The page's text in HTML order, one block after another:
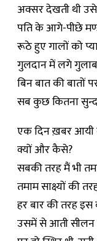
अक्सर देखती थी
पति के आगे-पीछे
रूठे हुए गालों को
गुलदान में लगे
बिन बात की बातों
सब कुछ कितना
एक दिन ख़बर आयी
क्यों और कैसे?
सबकी तरह मैं भी
तमाम साक्ष्यों की
हर बार की तरह इस
उसमें से आती सीलन